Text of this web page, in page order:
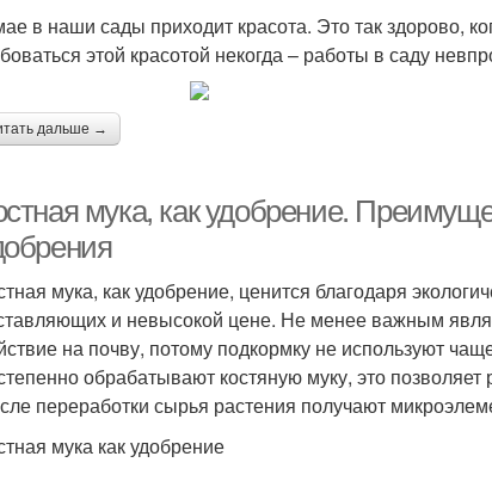
в наши сады приходит красота. Это так здорово,
этой красотой некогда – работы в саду
дальше →
мука, как удобрение.
мука, как удобрение, ценится благодаря
и невысокой цене. Не менее важным
на почву, потому подкормку не используют
обрабатывают костяную муку, это
переработки сырья растения получают
мука как удобрение